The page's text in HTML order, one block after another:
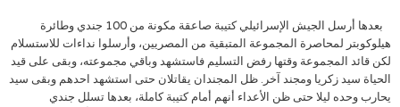
بعدها أرسل الجيش الإسرائيلي كتيبة صاعقة مكونة من 100 جندي وطائرة
هيلوكوبتر لمحاصرة المجموعة المتبقية من المصريين، وأرسلوا نداءات للاستسلام
لكن قائد المجموعة وقتها رفض التسليم فاستشهد وباقي مجموعته، وبقى على قيد
الحياة سيد زكريا ومجند آخر. ظل المجندان يقاتلان حتى استشهد احدهم وبقى سيد
يحارب وحده ليلا حتى ظن الأعداء أنهم أمام كتيبة كاملة، بعدها تسلل جندي